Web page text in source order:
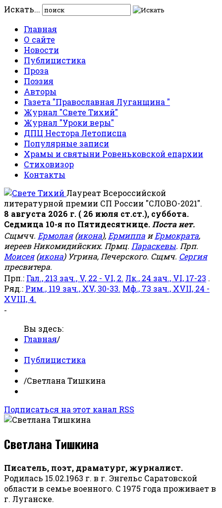
Искать...
Главная
О сайте
Новости
Публицистика
Проза
Поэзия
Авторы
Газета "Православная Луганщина "
Журнал "Свете Тихий"
Журнал "Уроки веры"
ДПЦ Нестора Летописца
Популярные записи
Храмы и святыни Ровеньковской епархии
Стиховизор
Контакты
Лауреат Всероссийской
литературной премии СП России "СЛОВО-2021".
8 августа 2026 г. ( 26 июля ст.ст.), суббота.
Седмица 10-я по Пятидесятнице. Поста нет.
Сщмчч. Ермолая(икона), Ермиппа иЕрмократа,
иереев Никомидийских. Прмц. Параскевы. Прп.
Моисея(икона) Угрина, Печерского. Сщмч. Сергия
пресвитера.
Прп.: Гал., 213 зач., V, 22 - VI, 2. Лк., 24 зач., VI, 17-23 .
Ряд.: Рим., 119 зач., XV, 30-33. Мф., 73 зач., XVII, 24 -
XVIII, 4.
-
Вы здесь:
Главная/
Публицистика
/Светлана Тишкина
Подписаться на этот канал RSS
Светлана Тишкина
Писатель, поэт, драматург, журналист.
Родилась 15.02.1963 г. в г. Энгельс Саратовской
области в семье военного. С 1975 года проживает в
г. Луганске.